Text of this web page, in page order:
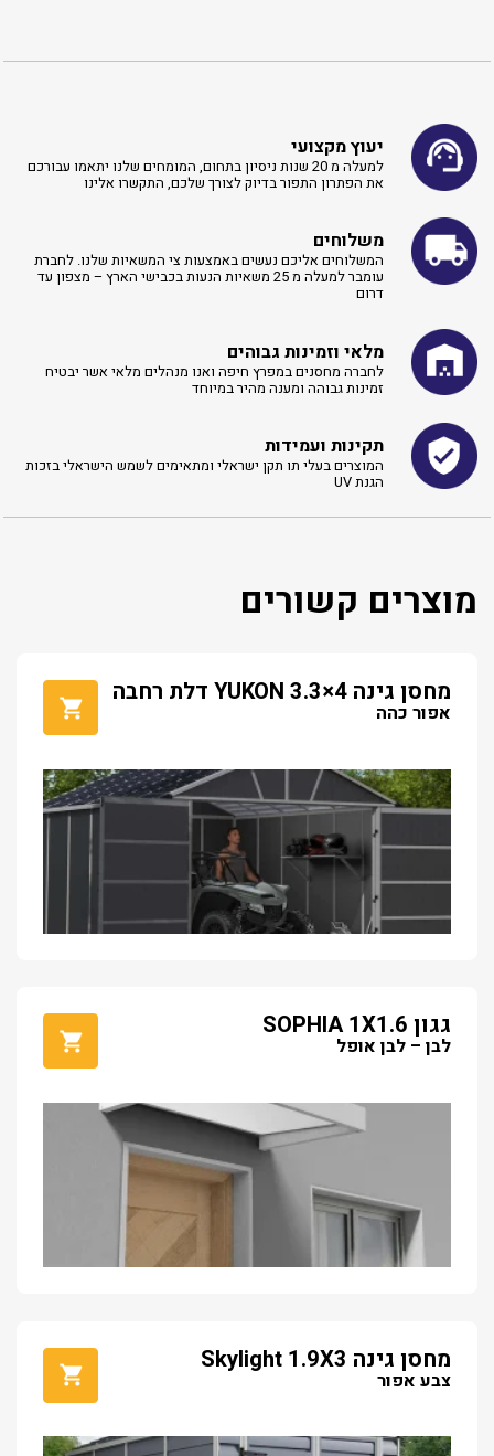
יעוץ מקצועי
למעלה מ 20 שנות ניסיון בתחום, המומחים שלנו יתאמו עבורכם
את הפתרון התפור בדיוק לצורך שלכם, התקשרו אלינו ​
משלוחים
המשלוחים אליכם נעשים באמצעות צי המשאיות שלנו. לחברת
עומבר למעלה מ 25 משאיות הנעות בכבישי הארץ – מצפון עד
דרום
מלאי וזמינות גבוהים
לחברה מחסנים במפרץ חיפה ואנו מנהלים מלאי אשר יבטיח
זמינות גבוהה ומענה מהיר במיוחד
תקינות ועמידות
המוצרים בעלי תו תקן ישראלי ומתאימים לשמש הישראלי בזכות
הגנת UV
מוצרים קשורים
מחסן גינה YUKON 3.3×4 דלת רחבה
אפור כהה
גגון SOPHIA 1X1.6
לבן – לבן אופל
מחסן גינה Skylight 1.9X3
צבע אפור